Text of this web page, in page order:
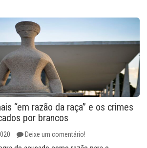
“em razão da raça” e os crimes
por brancos
Deixe um comentário!